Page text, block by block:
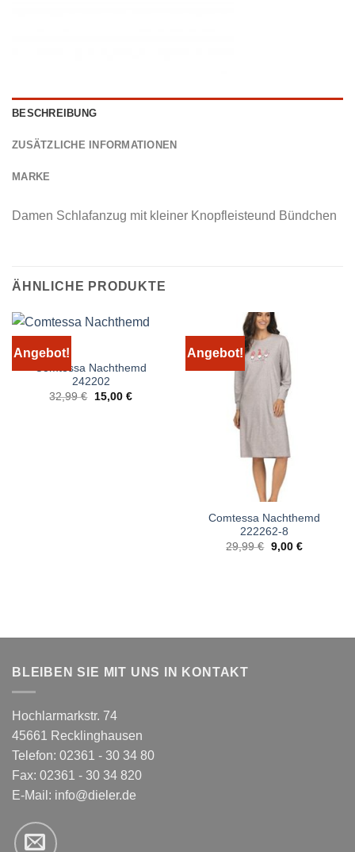
BESCHREIBUNG
ZUSÄTZLICHE INFORMATIONEN
MARKE
Damen Schlafanzug mit kleiner Knopfleisteund Bündchen
ÄHNLICHE PRODUKTE
Angebot!
Comtessa Nachthemd
242202
32,99€
Ursprünglicher
15,00 €Aktueller
Angebot!
Comtessa Nachthemd
222262-8
29,99€ Ursprünglicher
9,00 €Aktueller
BLEIBEN SIE MIT UNS IN KONTAKT
Hochlarmarkstr. 74
45661 Recklinghausen
Telefon: 02361 - 30 34 80
Fax: 02361 - 30 34 820
E-Mail: info@dieler.de